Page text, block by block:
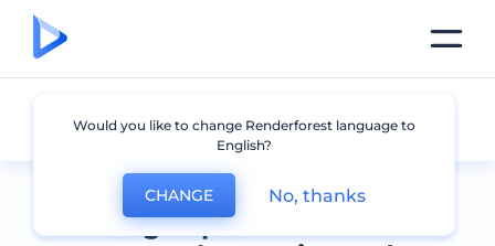
Cree logos profesionales con
Todos los logos
Would you like to change Renderforest language to
English?
CHANGE No, thanks